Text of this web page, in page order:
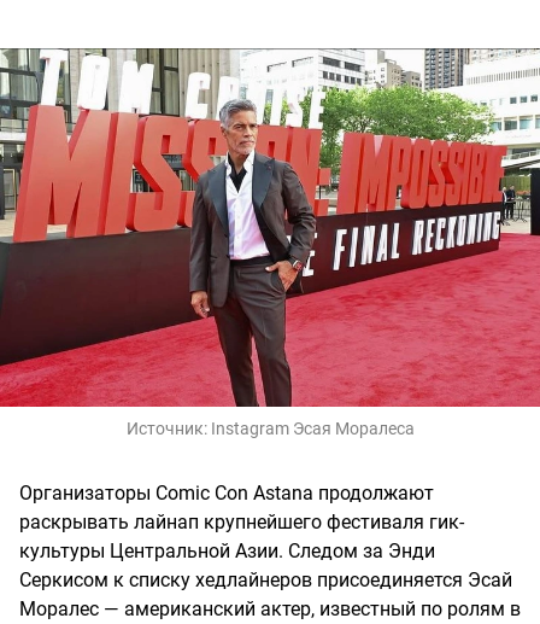
Источник: Instagram Эсая Моралеса
Организаторы Comic Con Astana продолжают
раскрывать лайнап крупнейшего фестиваля гик-
культуры Центральной Азии. Следом за Энди
Серкисом к списку хедлайнеров присоединяется Эсай
Моралес — американский актер, известный по ролям в